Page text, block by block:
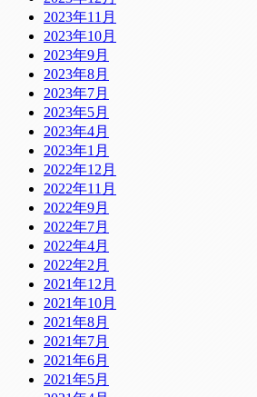
2023年11月
2023年10月
2023年9月
2023年8月
2023年7月
2023年5月
2023年4月
2023年1月
2022年12月
2022年11月
2022年9月
2022年7月
2022年4月
2022年2月
2021年12月
2021年10月
2021年8月
2021年7月
2021年6月
2021年5月